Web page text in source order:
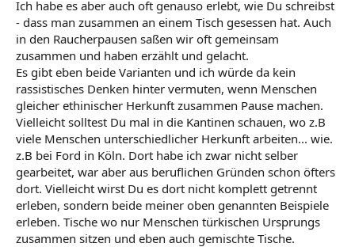
Ich habe es aber auch oft genauso erlebt, wie Du schreibst
- dass man zusammen an einem Tisch gesessen hat. Auch
in den Raucherpausen saßen wir oft gemeinsam
zusammen und haben erzählt und gelacht.
Es gibt eben beide Varianten und ich würde da kein
rassistisches Denken hinter vermuten, wenn Menschen
gleicher ethinischer Herkunft zusammen Pause machen.
Vielleicht solltest Du mal in die Kantinen schauen, wo z.B
viele Menschen unterschiedlicher Herkunft arbeiten... wie.
z.B bei Ford in Köln. Dort habe ich zwar nicht selber
gearbeitet, war aber aus beruflichen Gründen schon öfters
dort. Vielleicht wirst Du es dort nicht komplett getrennt
erleben, sondern beide meiner oben genannten Beispiele
erleben. Tische wo nur Menschen türkischen Ursprungs
zusammen sitzen und eben auch gemischte Tische.